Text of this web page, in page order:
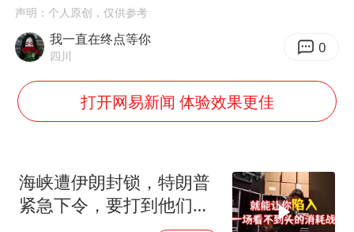
24小时不关空调 电费会更低吗
中国养老床位“三连降”
哪吒汽车南宁工厂设备降价20%拍卖
郑国霖回应去景区上班被保安拦下
U17国足1分钟轰2球
声明：个人原创，仅供参考
我一直在终点等你
四川 0
打开网易新闻 体验效果更佳
海峡遭伊朗封锁，特朗普
紧急下令，要打到他们承